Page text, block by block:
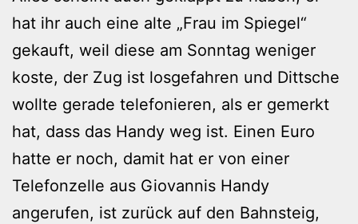
hat ihr auch eine alte „Frau im Spiegel“
gekauft, weil diese am Sonntag weniger
koste, der Zug ist losgefahren und Dittsche
wollte gerade telefonieren, als er gemerkt
hat, dass das Handy weg ist. Einen Euro
hatte er noch, damit hat er von einer
Telefonzelle aus Giovannis Handy
angerufen, ist zurück auf den Bahnsteig,